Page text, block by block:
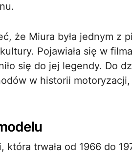
że Miura była jednym z
Pojawiała się w
się do jej legendy. Do
w historii
która trwała od 1966 do